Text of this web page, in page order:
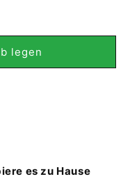
legen
es zu Hause